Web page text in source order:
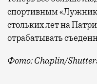
спортивным
стольких лет на
отрабатывать
Фото: Chaplin/